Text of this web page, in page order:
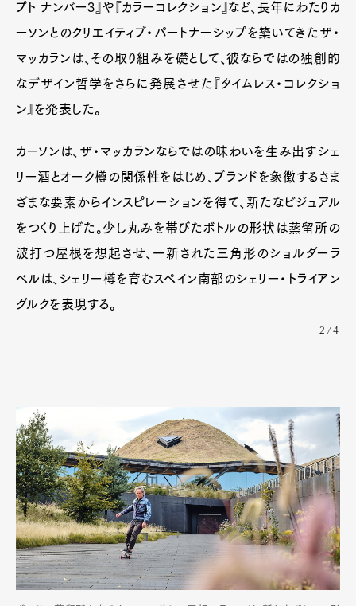
Pen international Pen tw
プト ナンバー3』や『カラーコレクション』など、長年にわたりカ
ーソンとのクリエイティブ・パートナーシップを築いてきたザ・
マッカランは、その取り組みを礎として、彼ならではの独創的
なデザイン哲学をさらに発展させた『タイムレス・コレクショ
ン』を発表した。
カーソンは、ザ・マッカランならではの味わいを生み出すシェ
リー酒とオーク樽の関係性をはじめ、ブランドを象徴するさま
ざまな要素からインスピレーションを得て、新たなビジュアル
をつくり上げた。少し丸みを帯びたボトルの形状は蒸留所の
波打つ屋根を想起させ、一新された三角形のショルダーラ
ベルは、シェリー樽を育むスペイン南部のシェリー・トライアン
グルクを表現する。
2/4